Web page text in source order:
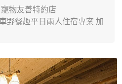
寵物友善特約店
野餐趣平日兩人住宿專案 加